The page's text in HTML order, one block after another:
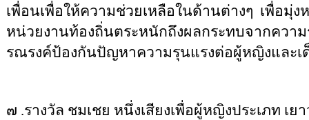
เพื่อนเพื่อให้ความช่วยเหลือในด้านต่างๆ เพื่อมุ่ง
หน่วยงานท้องถิ่นตระหนักถึงผลกระทบจากความ
รณรงค์ป้องกันปัญหาความรุนแรงต่อผู้หญิงและเ
๗ .รางวัล ชมเชย หนึ่งเสียงเพื่อผู้หญิงประเภท เย